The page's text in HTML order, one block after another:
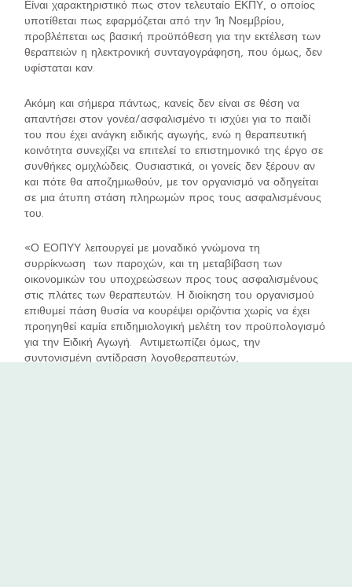
Είναι χαρακτηριστικό πως στον τελευταίο ΕΚΠΥ, ο οποίος
υποτίθεται πως εφαρμόζεται από την 1η Νοεμβρίου,
προβλέπεται ως βασική προϋπόθεση για την εκτέλεση των
θεραπειών η ηλεκτρονική συνταγογράφηση, που όμως, δεν
υφίσταται καν.
Ακόμη και σήμερα πάντως, κανείς δεν είναι σε θέση να
απαντήσει στον γονέα/ασφαλισμένο τι ισχύει για το παιδί
του που έχει ανάγκη ειδικής αγωγής, ενώ η θεραπευτική
κοινότητα συνεχίζει να επιτελεί το επιστημονικό της έργο σε
συνθήκες ομιχλώδεις. Ουσιαστικά, οι γονείς δεν ξέρουν αν
και πότε θα αποζημιωθούν, με τον οργανισμό να οδηγείται
σε μια άτυπη στάση πληρωμών προς τους ασφαλισμένους
του.
«Ο ΕΟΠΥΥ λειτουργεί με μοναδικό γνώμονα τη
συρρίκνωση των παροχών, και τη μεταβίβαση των
οικονομικών του υποχρεώσεων προς τους ασφαλισμένους
στις πλάτες των θεραπευτών. Η διοίκηση του οργανισμού
επιθυμεί πάση θυσία να κουρέψει οριζόντια χωρίς να έχει
προηγηθεί καμία επιδημιολογική μελέτη τον προϋπολογισμό
για την Ειδική Αγωγή. Αντιμετωπίζει όμως, την
συντονισμένη αντίδραση λογοθεραπευτών,